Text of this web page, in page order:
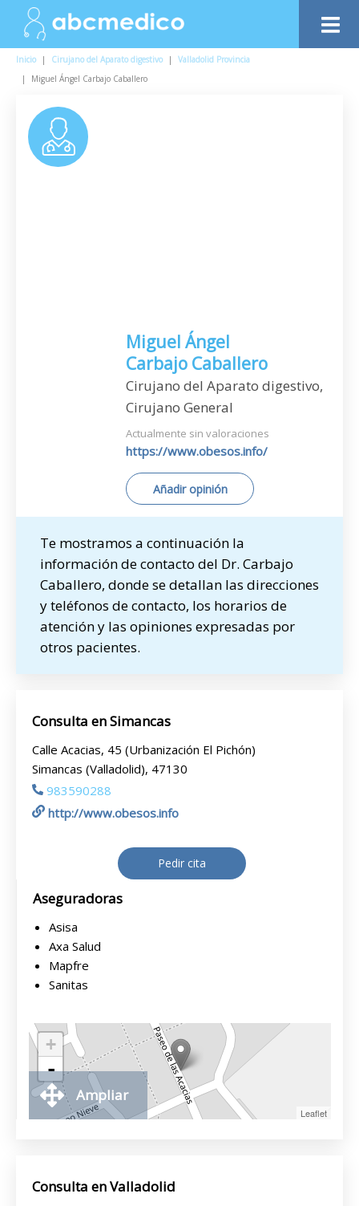
Inicio | Cirujano del Aparato digestivo |
Valladolid Provincia
|
Miguel Ángel Carbajo Caballero
Miguel Ángel
Carbajo Caballero
Cirujano del Aparato digestivo,
Cirujano General
Actualmente sin valoraciones
https://www.obesos.info/
Añadir opinión
Te mostramos a continuación la
información de contacto del Dr. Carbajo
Caballero, donde se detallan las direcciones
y teléfonos de contacto, los horarios de
atención y las opiniones expresadas por
otros pacientes.
Consulta en Simancas
Calle Acacias, 45 (Urbanización El Pichón)
Simancas (Valladolid), 47130
983590288
http://www.obesos.info
Pedir cita
Aseguradoras
Asisa
Axa Salud
Mapfre
Sanitas
+
-
Leaflet
Ampliar
Consulta en Valladolid